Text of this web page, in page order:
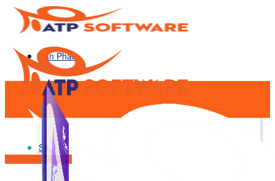
Sản Phẩm
Sản Phẩm
Content Marketing